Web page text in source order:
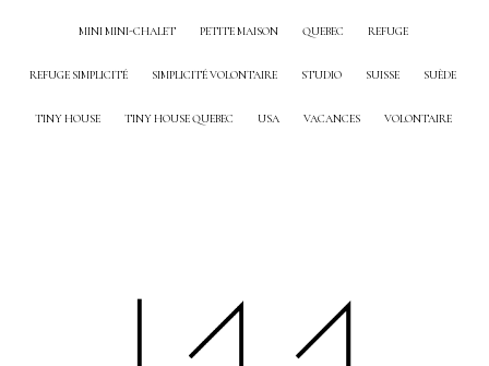
MINI MINI-CHALET PETITE MAISON QUEBEC REFUGE
REFUGE SIMPLICITÉ SIMPLICITÉ VOLONTAIRE STUDIO SUISSE SUÈDE
TINY HOUSE TINY HOUSE QUEBEC USA VACANCES VOLONTAIRE